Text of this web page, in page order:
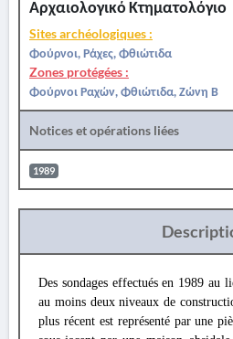
Αρχαιολογικό Κτηματολόγιο
Sites archéologiques :
Φούρνοι, Ράχες, Φθιώτιδα
Zones protégées :
Φούρνοι Ραχών, Φθιώτιδα, Ζώνη Β
Notices et opérations liées
1989
Des sondages effectués en 1989 au
au moins deux niveaux de
plus récent est représenté par une